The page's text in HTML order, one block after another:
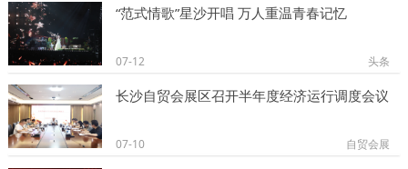
北山 文明办 旅游局 规建局 星沙论坛
安监局
“范式情歌”星沙开唱 万人重温青春记忆
07-12 头条
长沙自贸会展区召开半年度经济运行调度会议
07-10 自贸会展